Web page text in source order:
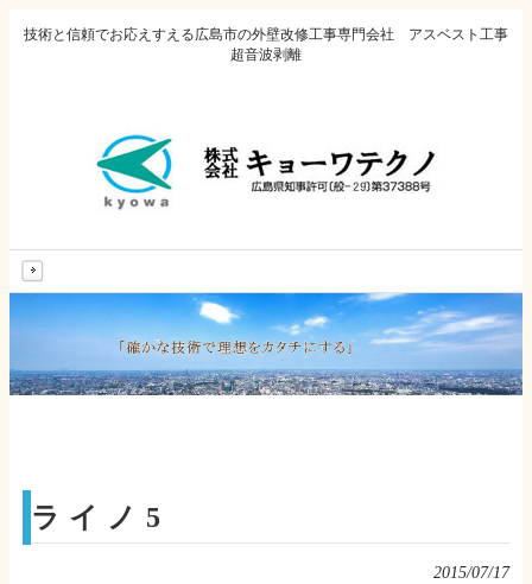
技術と信頼でお応えすえる広島市の外壁改修工事専門会社 アスベスト工事
超音波剥離
ライノ5
2015/07/17